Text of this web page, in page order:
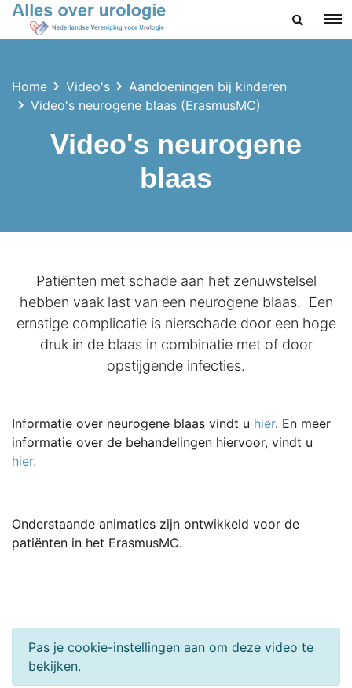
ZOEKEN
Home Video's
Aandoeningen bij kinderen
Video's neurogene blaas (ErasmusMC)
Video's neurogene
blaas
Patiënten met schade aan het zenuwstelsel
hebben vaak last van een neurogene blaas.
Een
ernstige complicatie is nierschade door een hoge
druk in de blaas in combinatie met of door
opstijgende infecties.
Informatie over neurogene blaas vindt u hier. En meer
informatie over de behandelingen hiervoor, vindt u
hier.
Onderstaande animaties zijn ontwikkeld voor de
patiënten in het ErasmusMC.
Pas je cookie-instellingen aan om deze video te
bekijken.